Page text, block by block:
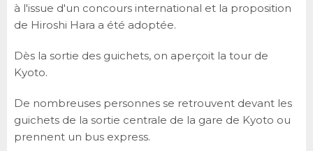
à l'issue d'un concours international et la proposition
de Hiroshi Hara a été adoptée.
Dès la sortie des guichets, on aperçoit la tour de
Kyoto.
De nombreuses personnes se retrouvent devant les
guichets de la sortie centrale de la gare de Kyoto ou
prennent un bus express.